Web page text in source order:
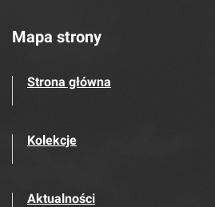
Mapa strony
Strona główna
Kolekcje
Aktualności